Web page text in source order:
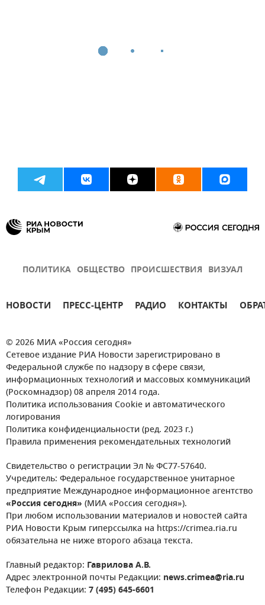
ПОЛИТИКА ОБЩЕСТВО ПРОИСШЕСТВИЯ ВИЗУАЛ
НОВОСТИ ПРЕСС-ЦЕНТР РАДИО КОНТАКТЫ
© 2026 МИА «Россия сегодня»
Сетевое издание РИА Новости зарегистрировано в
Федеральной службе по надзору в сфере связи,
информационных технологий и массовых коммуникаций
(Роскомнадзор) 08 апреля 2014 года.
Политика использования Cookie и автоматического
логирования
Политика конфиденциальности (ред. 2023 г.)
Правила применения рекомендательных технологий
Свидетельство о регистрации Эл № ФС77-57640.
Учредитель: Федеральное государственное унитарное
предприятие Международное информационное агентство
«Россия сегодня» (МИА «Россия сегодня»).
При любом использовании материалов и новостей сайта
РИА Новости Крым гиперссылка на https://crimea.ria.ru
обязательна не ниже второго абзаца текста.
Главный редактор: Гаврилова А.В.
Адрес электронной почты Редакции: news.crimea@ria.ru
Телефон Редакции: 7 (495) 645-6601